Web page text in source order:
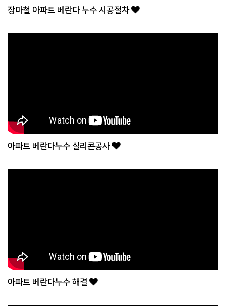
장마철 아파트 베란다 누수 시공절차
아파트 베란다누수 실리콘공사
아파트 베란다누수 해결